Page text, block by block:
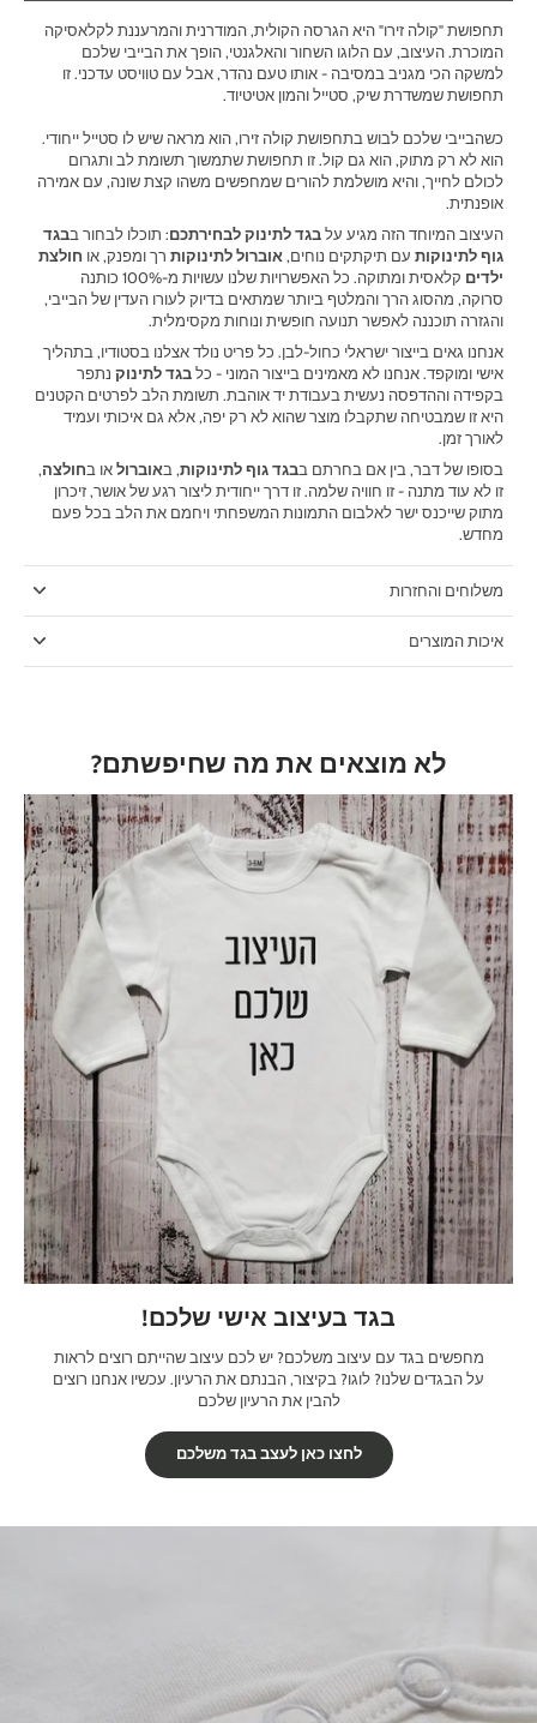
תחפושת "קולה זירו" היא הגרסה הקולית, המודרנית והמרעננת לקלאסיקה
המוכרת. העיצוב, עם הלוגו השחור והאלגנטי, הופך את הבייבי שלכם
למשקה הכי מגניב במסיבה - אותו טעם נהדר, אבל עם טוויסט עדכני. זו
תחפושת שמשדרת שיק, סטייל והמון אטיטיוד.
כשהבייבי שלכם לבוש בתחפושת קולה זירו, הוא מראה שיש לו סטייל ייחודי.
הוא לא רק מתוק, הוא גם קול. זו תחפושת שתמשוך תשומת לב ותגרום
לכולם לחייך, והיא מושלמת להורים שמחפשים משהו קצת שונה, עם אמירה
אופנתית.
העיצוב המיוחד הזה מגיע על בגד לתינוק לבחירתכם: תוכלו לבחור בבגד
גוף לתינוקות עם תיקתקים נוחים, אוברול לתינוקות רך ומפנק, או חולצת
ילדים
קלאסית ומתוקה. כל האפשרויות שלנו עשויות מ-100% כותנה
סרוקה, מהסוג הרך והמלטף ביותר שמתאים בדיוק לעורו העדין של הבייבי,
והגזרה תוכננה לאפשר תנועה חופשית ונוחות מקסימלית.
אנחנו גאים בייצור ישראלי כחול-לבן. כל פריט נולד אצלנו בסטודיו, בתהליך
אישי ומוקפד. אנחנו לא מאמינים בייצור המוני - כל בגד לתינוק נתפר
בקפידה וההדפסה נעשית בעבודת יד אוהבת. תשומת הלב לפרטים הקטנים
היא זו שמבטיחה שתקבלו מוצר שהוא לא רק יפה, אלא גם איכותי ועמיד
לאורך זמן.
בסופו של דבר, בין אם בחרתם בבגד גוף לתינוקות, באוברול או בחולצה,
זו לא עוד מתנה - זו חוויה שלמה. זו דרך ייחודית ליצור רגע של אושר, זיכרון
מתוק שייכנס ישר לאלבום התמונות המשפחתי ויחמם את הלב בכל פעם
מחדש.
משלוחים והחזרות
איכות המוצרים
לא מוצאים את מה שחיפשתם?
בגד בעיצוב אישי שלכם!
מחפשים בגד עם עיצוב משלכם? יש לכם עיצוב שהייתם רוצים לראות
על הבגדים שלנו? לוגו? בקיצור, הבנתם את הרעיון. עכשיו אנחנו רוצים
להבין את הרעיון שלכם
לחצו כאן לעצב בגד משלכם